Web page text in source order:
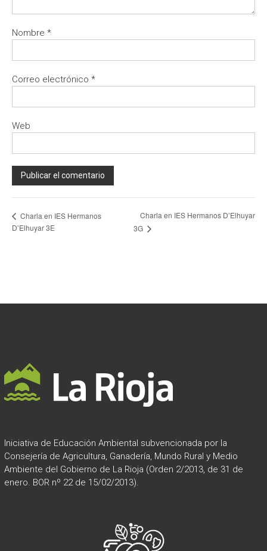
Nombre *
Correo electrónico *
Web
l
t
Charla en IES Hermanos
D’Elhuyar 3E
Charla en IES Hermanos D’Elhuyar
3G
Iniciativa de Educación Ambiental subvencionada por la
Consejería de Agricultura, Ganadería, Mundo Rural y Medio
Ambiente del Gobierno de La Rioja (Orden 2/2013, de 31 de
enero. BOR nº 22 de 15/02/2013).